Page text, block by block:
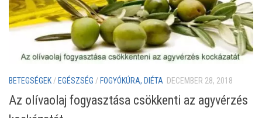
BETEGSÉGEK/ EGÉSZSÉG / FOGYÓKÚRA, DIÉTA DECEMBER 28, 2018
Az olívaolaj fogyasztása csökkenti az agyvérzés